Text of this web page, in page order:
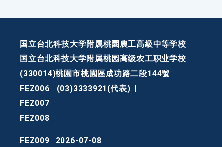
国立台北科技大学附属桃園農工高級中等学校
国立台北科技大学附属桃园高级农工职业学校
(330014)桃園市桃園區成功路二段144號
FEZ006
(03)3333921(代表)
FEZ007
FEZ008
FEZ009 2026-07-08